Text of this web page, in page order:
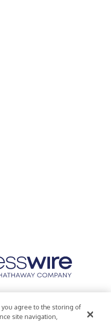
Accessibility Statement
you agree to the storing of
site navigation,